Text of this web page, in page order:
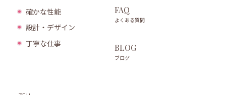
確かな性能
設計・デザイン
丁寧な仕事
FAQ
よくある質問
BLOG
ブログ